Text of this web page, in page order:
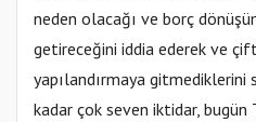
neden olacağı ve borç
getireceğini iddia ederek ve
yapılandırmaya
kadar çok seven iktidar,